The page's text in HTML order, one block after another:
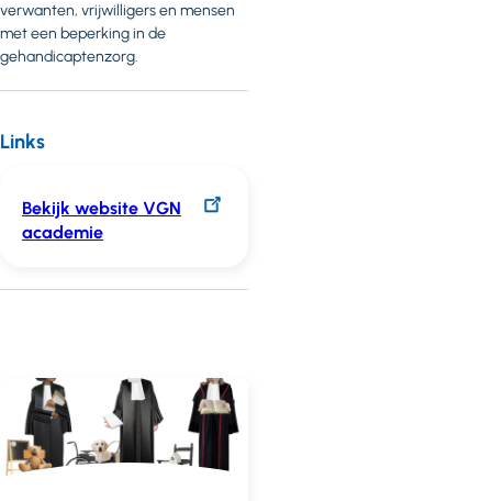
verwanten, vrijwilligers en mensen
met een beperking in de
gehandicaptenzorg.
Links
Bekijk website VGN
academie